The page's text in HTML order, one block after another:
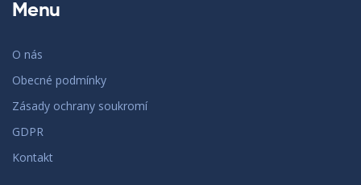
Menu
O nás
Obecné podmínky
Zásady ochrany soukromí
GDPR
Kontakt